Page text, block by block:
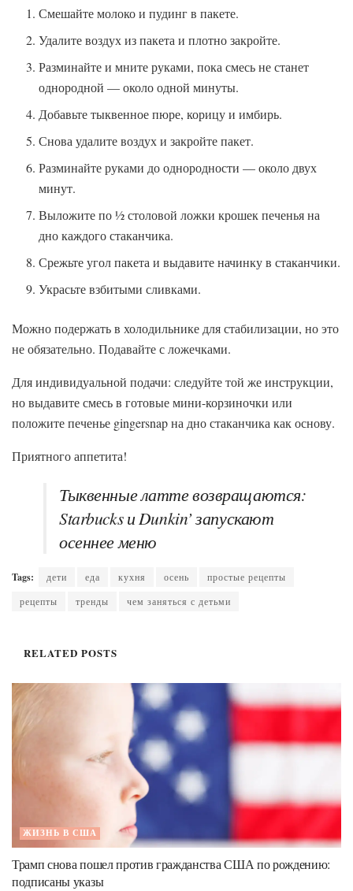
Смешайте молоко и пудинг в пакете.
Удалите воздух из пакета и плотно закройте.
Разминайте и мните руками, пока смесь не станет
однородной — около одной минуты.
Добавьте тыквенное пюре, корицу и имбирь.
Снова удалите воздух и закройте пакет.
Разминайте руками до однородности — около двух
минут.
Выложите по ½ столовой ложки крошек печенья на
дно каждого стаканчика.
Срежьте угол пакета и выдавите начинку в стаканчики.
Украсьте взбитыми сливками.
Можно подержать в холодильнике для стабилизации, но это
не обязательно. Подавайте с ложечками.
Для индивидуальной подачи: следуйте той же инструкции,
но выдавите смесь в готовые мини-корзиночки или
положите печенье gingersnap на дно стаканчика как основу.
Приятного аппетита!
Тыквенные латте возвращаются:
Starbucks и Dunkin’ запускают
осеннее меню
Tags: дети еда кухня осень
простые рецепты
рецепты
тренды чем заняться с детьми
RELATED POSTS
ЖИЗНЬ В США
Трамп снова пошел против гражданства США по рождению:
подписаны указы